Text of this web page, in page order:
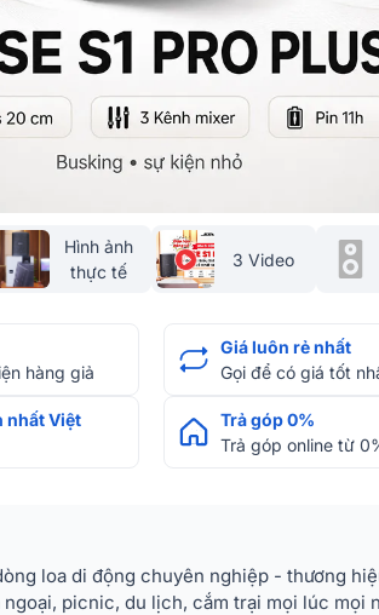
Hình ảnh
thực tế
3 Video
hàng giả
Giá luôn rẻ nhất
Gọi để có giá tốt
nhất Việt
Trả góp 0%
Trả góp online từ
loa di động chuyên nghiệp - thương
picnic, du lịch, cắm trại mọi lúc mọi